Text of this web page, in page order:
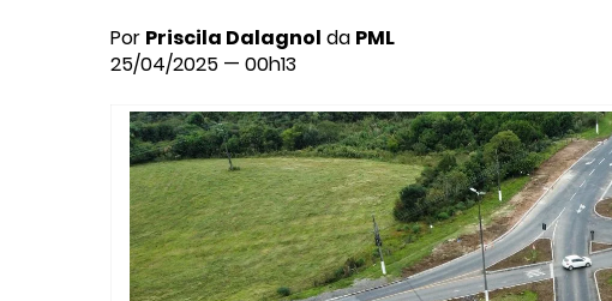
Por Priscila Dalagnol da PML
25/04/2025 — 00h13